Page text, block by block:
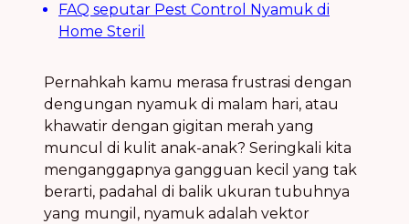
FAQ seputar Pest Control Nyamuk di
Home Steril
Pernahkah kamu merasa frustrasi dengan
dengungan nyamuk di malam hari, atau
khawatir dengan gigitan merah yang
muncul di kulit anak-anak? Seringkali kita
menganggapnya gangguan kecil yang tak
berarti, padahal di balik ukuran tubuhnya
yang mungil, nyamuk adalah vektor